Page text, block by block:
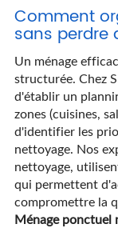
Comment
sans perdre
Un ménage
structurée. Chez
d'établir un
zones (cuisines,
d'identifier les
nettoyage. Nos
nettoyage,
qui permettent
compromettre la
Ménage ponctuel